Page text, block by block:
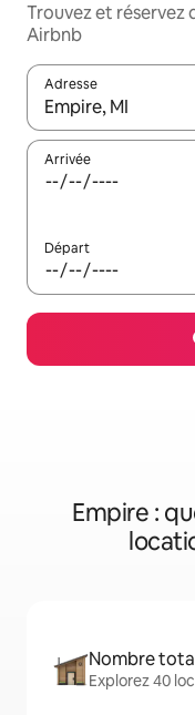
Trouvez et réservez
Airbnb
Adresse
Lorsque les
Arrivée
Départ
Empire :
Nombre
Explorez 40